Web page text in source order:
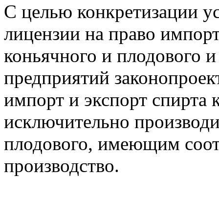
С целью конкретизации
лицензии на право
коньячного и плодового
предприятий
импорт и экспорт спирта
исключительно
плодового, имеющим
производство.